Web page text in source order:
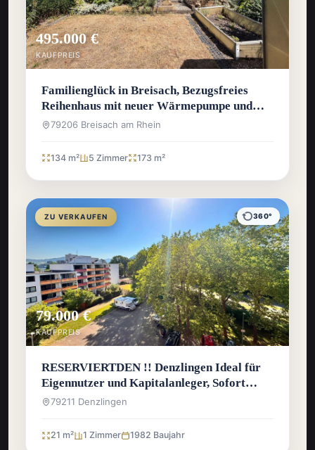
495.000 €
KAUFPREIS
Familienglück in Breisach, Bezugsfreies
Reihenhaus mit neuer Wärmepumpe und
sonnigem Westgarten
79206 Breisach am Rhein
134 m² 5 Zimmer 173 m²
ZU VERKAUFEN 360°
79.000 €
KAUFPREIS
RESERVIERTDEN !! Denzlingen Ideal für
Eigennutzer und Kapitalanleger, Sofort
bezugsfreie 1-Zimmer-Wohnung
79211 Denzlingen
21 m² 1 Zimmer 1982 Baujahr